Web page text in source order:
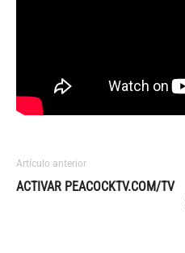
Artículo anterior
ACTIVAR PEACOCKTV.COM/TV